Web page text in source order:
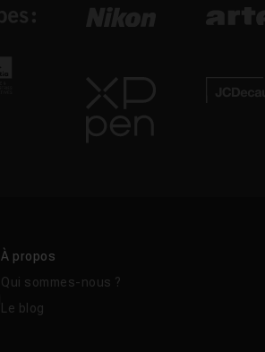
À propos
Qui sommes-nous ?
Le blog